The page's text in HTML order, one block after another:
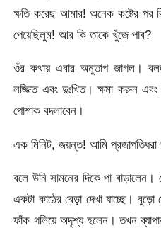
ক্ষতি করেছ আমার! অনেক কষ্টের পর
পেয়েছিলুম! আর কি তাকে খুঁজে পাব?
ওঁর কথায় এবার অনুতাপ জাগল।
লজ্জিত এবং দুঃখিত। ক্ষমা করুন এবং
পোশাক বদলাবেন।
এক মিনিট, জয়ন্ত! আমি প্রজাপতিধরা
বলে উনি সামনের দিকে পা বাড়ালেন।
একটা কাঠের বেড়া দেখা যাচ্ছে।
ফাঁক গলিয়ে অদৃশ্য হলেন। তখন